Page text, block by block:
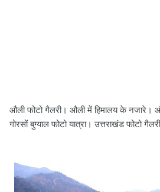
औली फोटो गैलरी। औली में हिमालय के नजारे।
गोरसों बुग्याल फोटो यात्रा। उत्तराखंड फोटो